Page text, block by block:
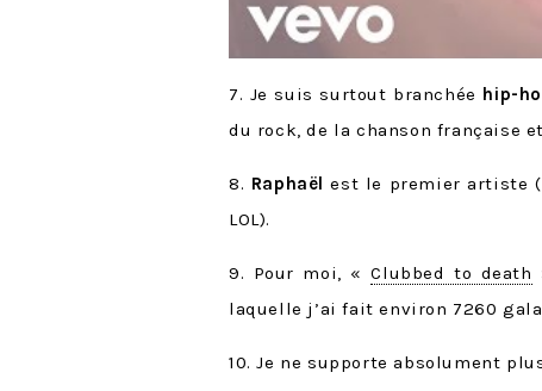
7. Je suis surtout branchée hip-
du rock, de la chanson française
8. Raphaël est le premier artiste
LOL).
9. Pour moi, «Clubbed to death
laquelle j’ai fait environ 7260
10. Je ne supporte absolument